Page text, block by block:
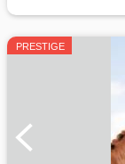
PRESTIGE